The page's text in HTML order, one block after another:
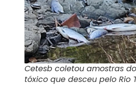
Cetesb coletou amostras
tóxico que desceu pelo